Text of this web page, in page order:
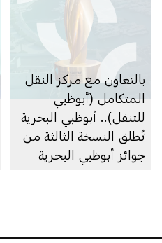
بالتعاون مع مركز النقل
المتكامل (أبوظبي
للتنقل).. أبوظبي البحرية
تُطلق النسخة الثالثة من
جوائز أبوظبي البحرية